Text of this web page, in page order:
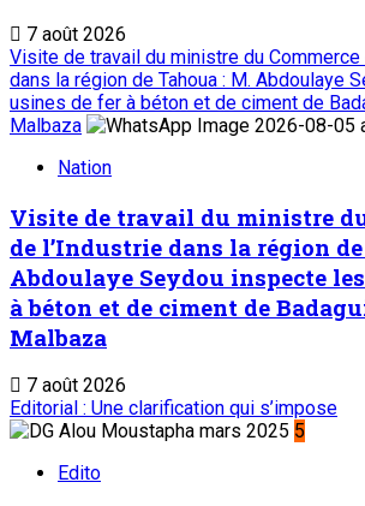
7 août 2026
Visite de travail du ministre du Commerce
dans la région de Tahoua : M. Abdoulaye
usines de fer à béton et de ciment de
Malbaza
Nation
Visite de travail du ministre
de l’Industrie dans la région
Abdoulaye Seydou inspecte
à béton et de ciment de
Malbaza
7 août 2026
Editorial : Une clarification qui s’impose
5
Edito